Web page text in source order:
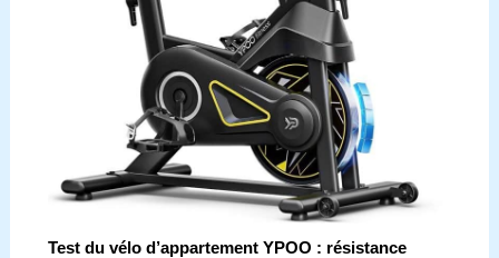
Test du vélo d’appartement YPOO : résistance